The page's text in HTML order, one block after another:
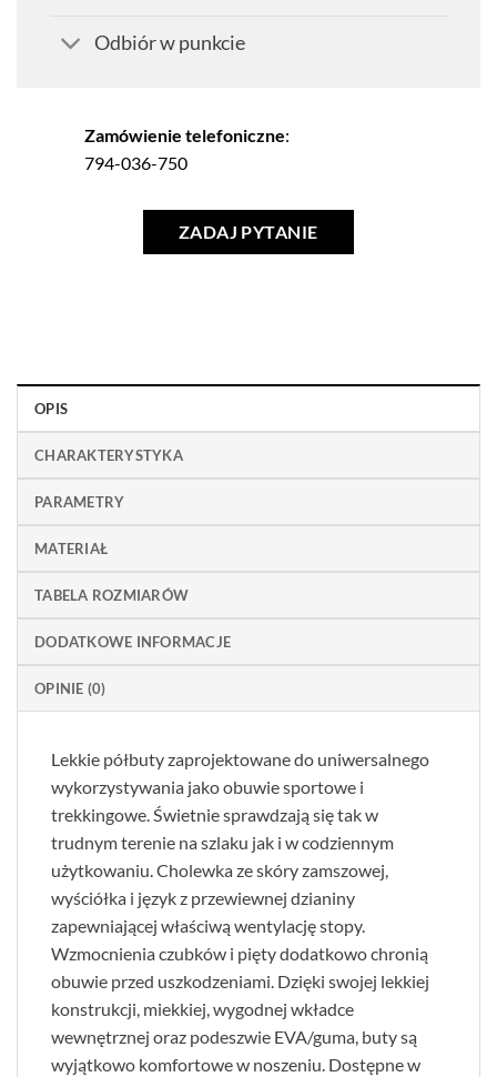
Odbiór w punkcie
Zamówienie telefoniczne:
794-036-750
ZADAJ PYTANIE
OPIS
CHARAKTERYSTYKA
PARAMETRY
MATERIAŁ
TABELA ROZMIARÓW
DODATKOWE INFORMACJE
OPINIE (0)
Lekkie półbuty zaprojektowane do uniwersalnego
wykorzystywania jako obuwie sportowe i
trekkingowe. Świetnie sprawdzają się tak w
trudnym terenie na szlaku jak i w codziennym
użytkowaniu. Cholewka ze skóry zamszowej,
wyściółka i język z przewiewnej dzianiny
zapewniającej właściwą wentylację stopy.
Wzmocnienia czubków i pięty dodatkowo chronią
obuwie przed uszkodzeniami. Dzięki swojej lekkiej
konstrukcji, miekkiej, wygodnej wkładce
wewnętrznej oraz podeszwie EVA/guma, buty są
wyjątkowo komfortowe w noszeniu. Dostępne w